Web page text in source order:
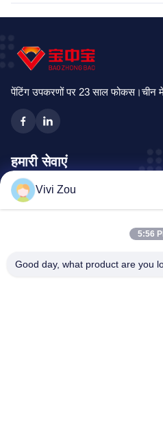
पेंटिंग उपकरणों पर 23 साल फोकस।चीन
हमारी सेवाएं
वाहन चित्रकारी उत्पादन लाइन
Vivi Zou
5:56
Good day, what product are you